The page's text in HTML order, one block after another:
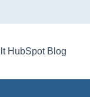
HubSpot Blog